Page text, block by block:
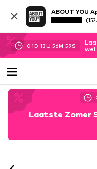
ABOUT YOU
01D 13U 56M 57S
wel
Laatste Zomer